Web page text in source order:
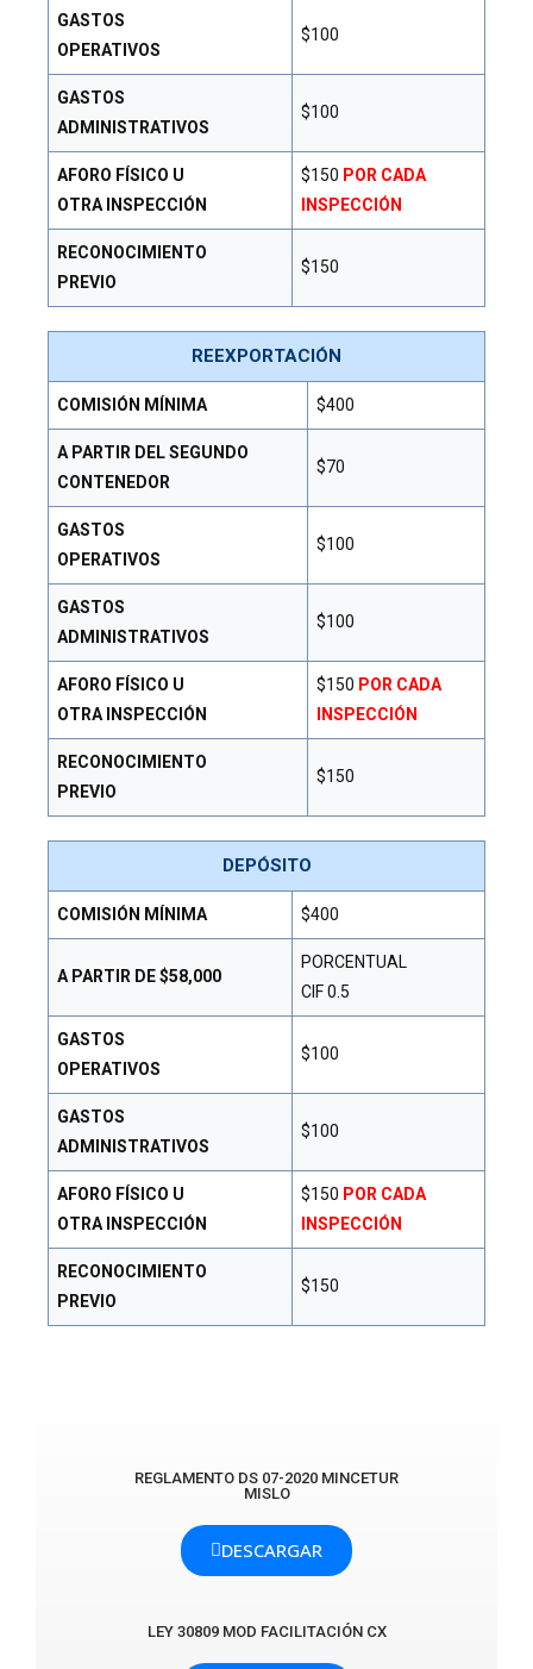
GASTOS
OPERATIVOS
$100
GASTOS
ADMINISTRATIVOS
$100
AFORO FÍSICO U
OTRA INSPECCIÓN
$150 POR CADA
INSPECCIÓN
RECONOCIMIENTO
PREVIO
$150
REEXPORTACIÓN
COMISIÓN MÍNIMA $400
A PARTIR DEL SEGUNDO
CONTENEDOR
$70
GASTOS
OPERATIVOS
$100
GASTOS
ADMINISTRATIVOS
$100
AFORO FÍSICO U
OTRA INSPECCIÓN
$150 POR CADA
INSPECCIÓN
RECONOCIMIENTO
PREVIO
$150
DEPÓSITO
COMISIÓN MÍNIMA $400
A PARTIR DE $58,000
PORCENTUAL
CIF 0.5
GASTOS
OPERATIVOS
$100
GASTOS
ADMINISTRATIVOS
$100
AFORO FÍSICO U
OTRA INSPECCIÓN
$150 POR CADA
INSPECCIÓN
RECONOCIMIENTO
PREVIO
$150
REGLAMENTO DS 07-2020 MINCETUR
MISLO
DESCARGAR
LEY 30809 MOD FACILITACIÓN CX